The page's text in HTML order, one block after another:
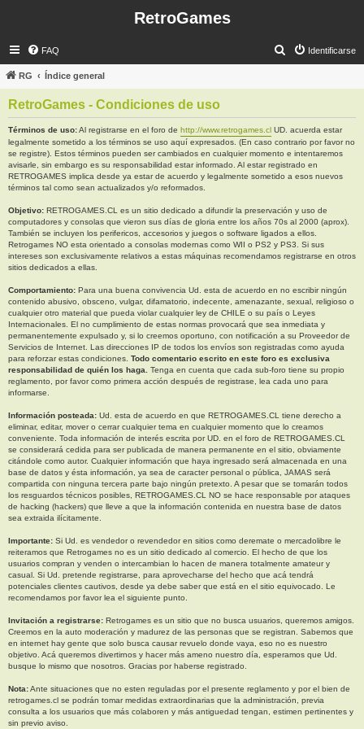
RetroGames
FAQ Identificarse
s
a
r
RG Índice general
RetroGames - Condiciones de uso
Términos de uso:Al registrarse en el foro de http://www.retrogames.cl UD. acuerda estar
legalmente sometido a los términos se uso aquí expresados. (En caso contrario por favor no
se registre). Estos términos pueden ser cambiados en cualquier momento e intentaremos
avisarle, sin embargo es su responsabilidad estar informado. Al estar registrado en
RETROGAMES implica desde ya estar de acuerdo y legalmente sometido a esos nuevos
términos tal como sean actualizados y/o reformados.
Objetivo: RETROGAMES.CL es un sitio dedicado a difundir la preservación y uso de
computadores y consolas que vieron sus días de gloria entre los años 70s al 2000 (aprox).
También se incluyen los perifericos, accesorios y juegos o software ligados a ellos.
Retrogames NO esta orientado a consolas modernas como WII o PS2 y PS3. Si sus
intereses son exclusivamente relativos a estas máquinas recomendamos registrarse en otros
sitios dedicados a ellas.
Comportamiento: Para una buena convivencia Ud. esta de acuerdo en no escribir ningún
contenido abusivo, obsceno, vulgar, difamatorio, indecente, amenazante, sexual, religioso o
cualquier otro material que pueda violar cualquier ley de CHILE o su país o Leyes
Internacionales. El no cumplimiento de estas normas provocará que sea inmediata y
permanentemente expulsado y, si lo creemos oportuno, con notificación a su Proveedor de
Servicios de Internet. Las direcciones IP de todos los envíos son registradas como ayuda
para reforzar estas condiciones. Todo comentario escrito en este foro es exclusiva
responsabilidad de quién los haga.
Tenga en cuenta que cada sub-foro tiene su propio
reglamento, por favor como primera acción después de registrase, lea cada uno para
informarse.
Información posteada: Ud. esta de acuerdo en que RETROGAMES.CL tiene derecho a
eliminar, editar, mover o cerrar cualquier tema en cualquier momento que lo creamos
conveniente. Toda información de interés escrita por UD. en el foro de RETROGAMES.CL
se considerará cedida para ser publicada de manera permanente en el sitio, obviamente
citándole como autor. Cualquier información que haya ingresado será almacenada en una
base de datos y ésta información, ya sea de caracter personal o pública, JAMAS será
compartida con ninguna tercera parte bajo ningún pretexto. A pesar que se tomarán todos
los resguardos técnicos posibles, RETROGAMES.CL NO se hace responsable por ataques
de hacking (hackers) que lleve a que la información contenida en nuestra base de datos
sea extraida ilícitamente.
Importante: Si Ud. es vendedor o revendedor en sitios como deremate o mercadolibre le
reiteramos que Retrogames no es un sitio dedicado al comercio. El hecho de que los
usuarios compran y venden o intercambian lo hacen de manera totalmente amateur y
casual. Si Ud. pretende registrarse, para aprovecharse del hecho que acá tendrá
potenciales clientes cautivos, desde ya debe saber que está en el sitio equivocado. Le
recomendamos por favor lea el siguiente punto.
Invitación a registrarse: Retrogames es un sitio que no busca usuarios, queremos amigos.
Creemos en la auto moderación y madurez de las personas que se registran. Sabemos que
en internet hay gente que solo busca causar revuelo donde vaya, eso no es nuestro
objetivo. Acá queremos divertirnos y hacer más ameno nuestro día, esperamos que Ud.
busque lo mismo que nosotros. Gracias por haberse registrado.
Nota:Ante situaciones que no esten reguladas por el presente reglamento y por el bien de
retrogames.cl se podrán tomar medidas extraordinarias que la administración, previa
consulta a los usuarios que más colaboren y más antiguedad tengan, estimen pertinentes y
sin previo aviso.